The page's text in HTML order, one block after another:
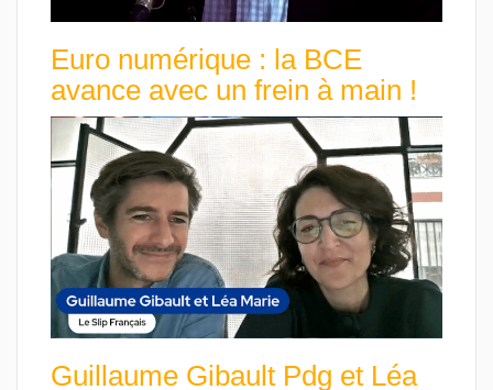
Euro numérique : la BCE
avance avec un frein à main !
Guillaume Gibault Pdg et Léa